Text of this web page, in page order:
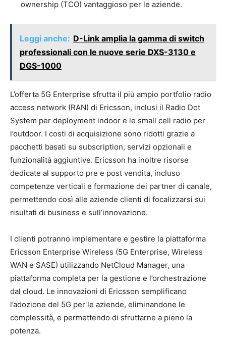
ownership (TCO) vantaggioso per le aziende.
Leggi anche: D-Link amplia la gamma di switch
professionali con le nuove serie DXS-3130 e
DGS-1000
L’offerta 5G Enterprise sfrutta il più ampio portfolio radio
access network (RAN) di Ericsson, inclusi il Radio Dot
System per deployment indoor e le small cell radio per
l’outdoor. I costi di acquisizione sono ridotti grazie a
pacchetti basati su subscription, servizi opzionali e
funzionalità aggiuntive. Ericsson ha inoltre risorse
dedicate al supporto pre e post vendita, incluso
competenze verticali e formazione dei partner di canale,
permettendo così alle aziende clienti di focalizzarsi sui
risultati di business e sull’innovazione.
I clienti potranno implementare e gestire la piattaforma
Ericsson Enterprise Wireless (5G Enterprise, Wireless
WAN e SASE) utilizzando NetCloud Manager, una
piattaforma completa per la gestione e l’orchestrazione
dal cloud. Le innovazioni di Ericsson semplificano
l’adozione del 5G per le aziende, eliminandone le
complessità, e permettendo di sfruttarne a pieno la
potenza.